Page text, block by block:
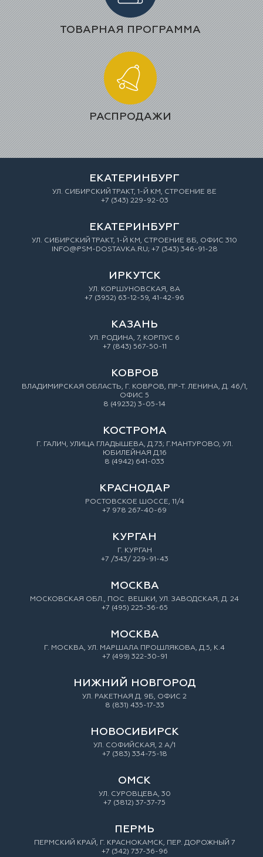
ТОВАРНАЯ ПРОГРАММА
РАСПРОДАЖИ
ЕКАТЕРИНБУРГ
УЛ. СИБИРСКИЙ ТРАКТ, 1-Й КМ, СТРОЕНИЕ 8Е
+7 (343) 229-92-03
ЕКАТЕРИНБУРГ
УЛ. СИБИРСКИЙ ТРАКТ, 1-Й КМ, СТРОЕНИЕ 8Б, ОФИС 310
INFO@PSM-DOSTAVKA.RU; +7 (343) 346-91-28
ИРКУТСК
УЛ. КОРШУНОВСКАЯ, 8А
+7 (3952) 63-12-59, 41-42-96
КАЗАНЬ
УЛ. РОДИНА, 7, КОРПУС 6
+7 (843) 567-50-11
КОВРОВ
ВЛАДИМИРСКАЯ ОБЛАСТЬ, Г. КОВРОВ, ПР-Т. ЛЕНИНА, Д. 46/1,
ОФИС 5
8 (49232) 3-05-14
КОСТРОМА
Г. ГАЛИЧ, УЛИЦА ГЛАДЫШЕВА, Д.73; Г.МАНТУРОВО, УЛ.
ЮБИЛЕЙНАЯ Д.16
8 (4942) 641-033
КРАСНОДАР
РОСТОВСКОЕ ШОССЕ, 11/4
+7 978 267-40-69
КУРГАН
Г. КУРГАН
+7 /343/ 229-91-43
МОСКВА
МОСКОВСКАЯ ОБЛ., ПОС. ВЕШКИ, УЛ. ЗАВОДСКАЯ, Д. 24
+7 (495) 225-36-65
МОСКВА
Г. МОСКВА, УЛ. МАРШАЛА ПРОШЛЯКОВА, Д.5, К.4
+7 (499) 322-30-91
НИЖНИЙ НОВГОРОД
УЛ. РАКЕТНАЯ Д. 9Б, ОФИС 2
8 (831) 435-17-33
НОВОСИБИРСК
УЛ. СОФИЙСКАЯ, 2 А/1
+7 (383) 334-75-18
ОМСК
УЛ. СУРОВЦЕВА, 30
+7 (3812) 37-37-75
ПЕРМЬ
ПЕРМСКИЙ КРАЙ, Г. КРАСНОКАМСК, ПЕР. ДОРОЖНЫЙ 7
+7 (342) 737-36-96